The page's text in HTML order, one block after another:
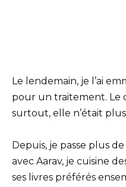
Le lendemain, je l’ai
pour un traitement. Le
surtout, elle n’était
Depuis, je passe plus
avec Aarav, je cuisine
ses livres préférés